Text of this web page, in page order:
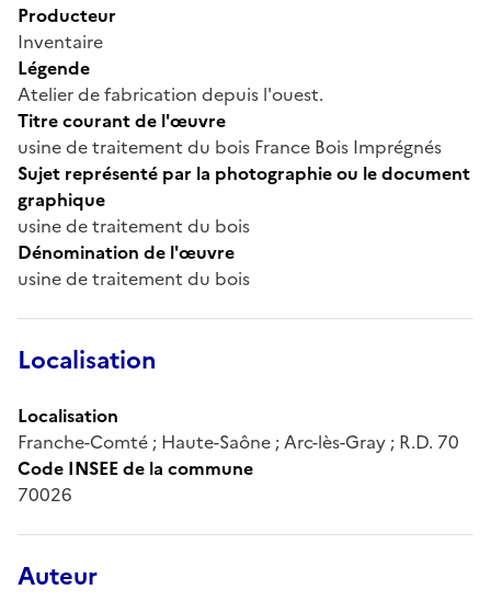
Producteur
Inventaire
Légende
Atelier de fabrication depuis l'ouest.
Titre courant de l'œuvre
usine de traitement du bois France Bois Imprégnés
Sujet représenté par la photographie ou le document
graphique
usine de traitement du bois
Dénomination de l'œuvre
usine de traitement du bois
Localisation
Localisation
Franche-Comté ; Haute-Saône ; Arc-lès-Gray ; R.D. 70
Code INSEE de la commune
70026
Auteur